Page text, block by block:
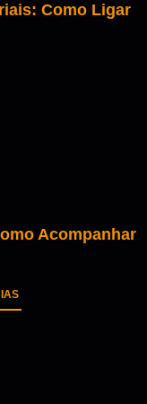
Como Ligar
Acompanhar